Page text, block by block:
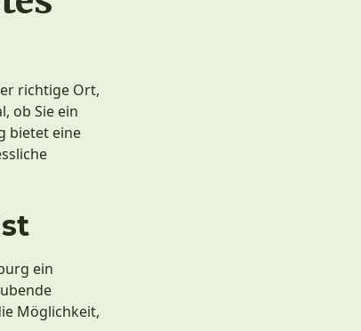
richtige Ort,
ob Sie ein
bietet eine
ein
Möglichkeit,